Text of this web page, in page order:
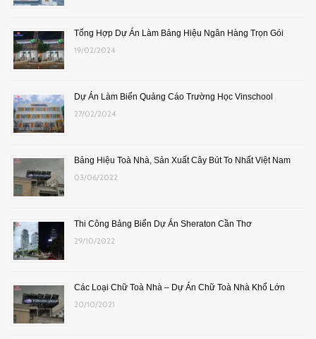
Tổng Hợp Dự Án Làm Bảng Hiệu Ngân Hàng Trọn Gói
19/02/2024
Dự Án Làm Biển Quảng Cáo Trường Học Vinschool
27/02/2024
Bảng Hiệu Toà Nhà, Sản Xuất Cây Bút To Nhất Việt Nam
03/06/2022
Thi Công Bảng Biển Dự Án Sheraton Cần Thơ
29/10/2022
Các Loại Chữ Toà Nhà – Dự Án Chữ Toà Nhà Khổ Lớn
20/10/2021